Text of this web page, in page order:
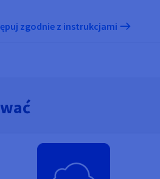
zgodnie z instrukcjami